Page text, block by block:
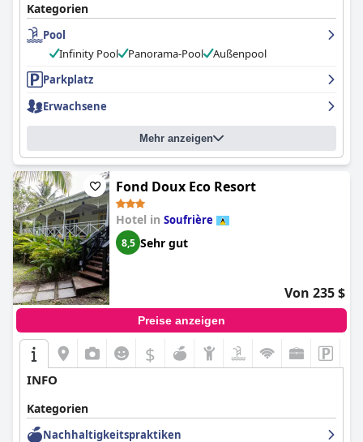
Kategorien
Pool
Infinity Pool
Panorama-Pool
Außenpool
Parkplatz
Erwachsene
Mehr anzeigen
Fond Doux Eco Resort
Hotel in Soufrière
8,5 Sehr gut
Von 235 $
Preise anzeigen
$
INFO
Kategorien
Nachhaltigkeitspraktiken